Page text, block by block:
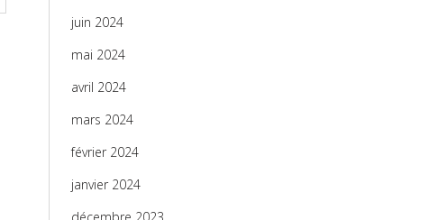
juin 2024
mai 2024
avril 2024
mars 2024
février 2024
janvier 2024